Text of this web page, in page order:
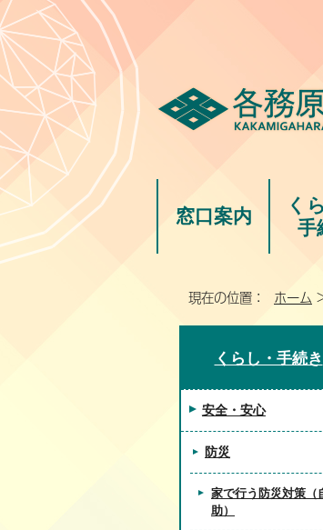
窓口案内
く
手
現在の位置： ホーム
くらし・手続き
安全・安心
防災
家で行う防災対策（
助）